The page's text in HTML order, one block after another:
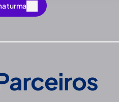
turma
turma